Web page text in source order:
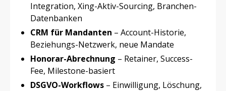
Integration, Xing-Aktiv-Sourcing, Branchen-
Datenbanken
CRM für Mandanten – Account-Historie,
Beziehungs-Netzwerk, neue Mandate
Honorar-Abrechnung – Retainer, Success-
Fee, Milestone-basiert
DSGVO-Workflows – Einwilligung, Löschung,